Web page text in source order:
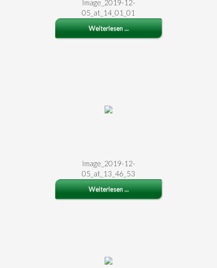
Image_2019-12-
05_at_14_01_01
Weiterlesen ...
Image_2019-12-
05_at_13_46_53
Weiterlesen ...